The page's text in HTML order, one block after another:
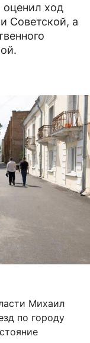
оценил ход
Советской, а
Михаил
по городу